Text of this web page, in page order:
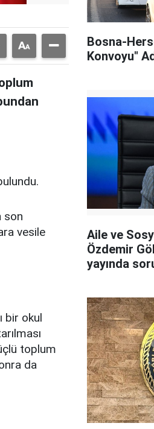
son
vesile
bir okul
toplum
da
Bosna-
Konvoyu"
Aile ve
Özdemir
yayında